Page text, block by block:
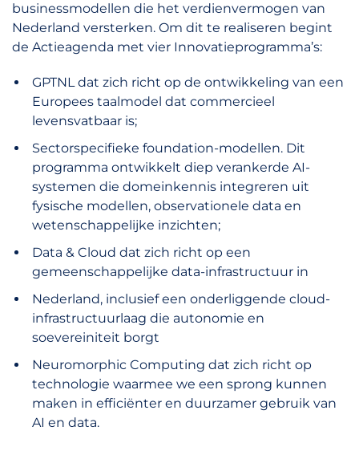
businessmodellen die het verdienvermogen van
Nederland versterken. Om dit te realiseren begint
de Actieagenda met vier Innovatieprogramma’s:
GPTNL dat zich richt op de ontwikkeling van een
Europees taalmodel dat commercieel
levensvatbaar is;
Sectorspecifieke foundation-modellen. Dit
programma ontwikkelt diep verankerde AI-
systemen die domeinkennis integreren uit
fysische modellen, observationele data en
wetenschappelijke inzichten;
Data & Cloud dat zich richt op een
gemeenschappelijke data-infrastructuur in
Nederland, inclusief een onderliggende cloud-
infrastructuurlaag die autonomie en
soevereiniteit borgt
Neuromorphic Computing dat zich richt op
technologie waarmee we een sprong kunnen
maken in efficiënter en duurzamer gebruik van
AI en data.